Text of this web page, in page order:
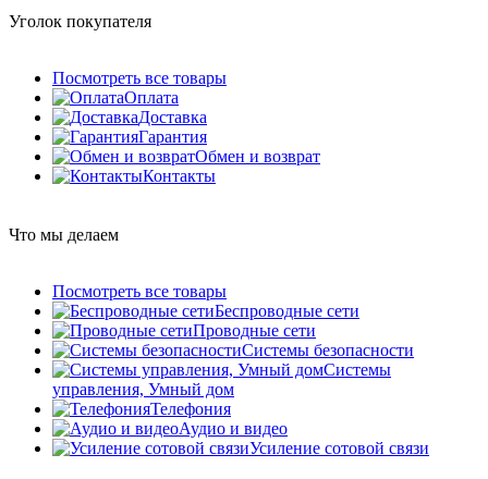
Уголок покупателя
Посмотреть все товары
Оплата
Доставка
Гарантия
Обмен и возврат
Контакты
Что мы делаем
Посмотреть все товары
Беспроводные сети
Проводные сети
Системы безопасности
Системы
управления, Умный дом
Телефония
Аудио и видео
Усиление сотовой связи